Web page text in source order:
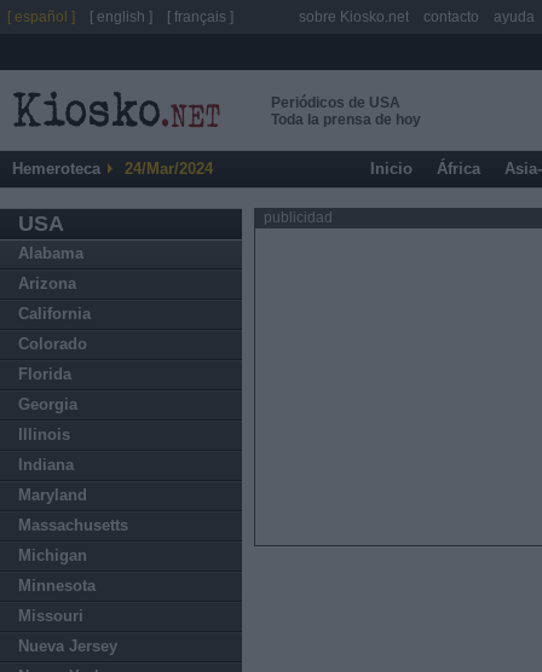
Periódicos de USA
Toda la prensa de hoy
Hemeroteca 24/Mar/2024 Inicio África
USA
Alabama
Arizona
California
Colorado
Florida
Georgia
Illinois
Indiana
Maryland
Massachusetts
Michigan
Minnesota
Missouri
Nueva Jersey
publicidad
[ español ] [ english ] [ français ] sobre Kiosko.net contacto ayuda